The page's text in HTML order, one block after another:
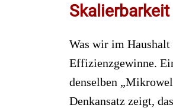
Was wir im
Effizienzgewinne.
denselben
Denkansatz zeigt,